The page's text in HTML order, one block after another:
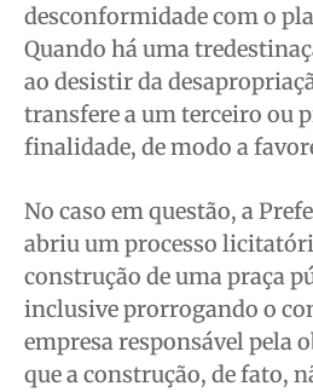
desconformidade com o
Quando há uma
ao desistir da
transfere a um terceiro ou
finalidade, de modo a
No caso em questão, a
abriu um processo
construção de uma praça
inclusive prorrogando o
empresa responsável pela
que a construção, de fato,